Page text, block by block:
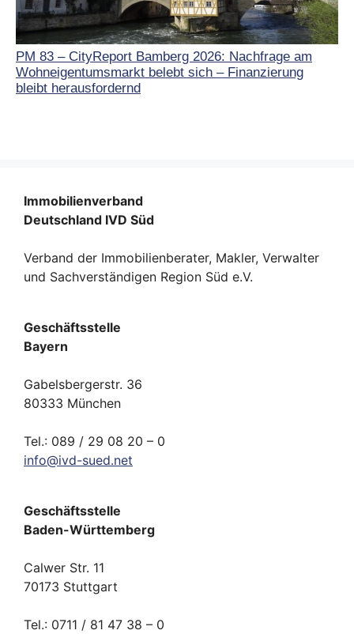
PM 83 – CityReport Bamberg 2026: Nachfrage am
Wohneigentumsmarkt belebt sich – Finanzierung
bleibt herausfordernd
Immobilienverband
Deutschland IVD Süd
Verband der Immobilienberater, Makler, Verwalter
und Sachverständigen Region Süd e.V.
Geschäftsstelle
Bayern
Gabelsbergerstr. 36
80333 München
Tel.: 089 / 29 08 20 – 0
info@ivd-sued.net
Geschäftsstelle
Baden-Württemberg
Calwer Str. 11
70173 Stuttgart
Tel.: 0711 / 81 47 38 – 0